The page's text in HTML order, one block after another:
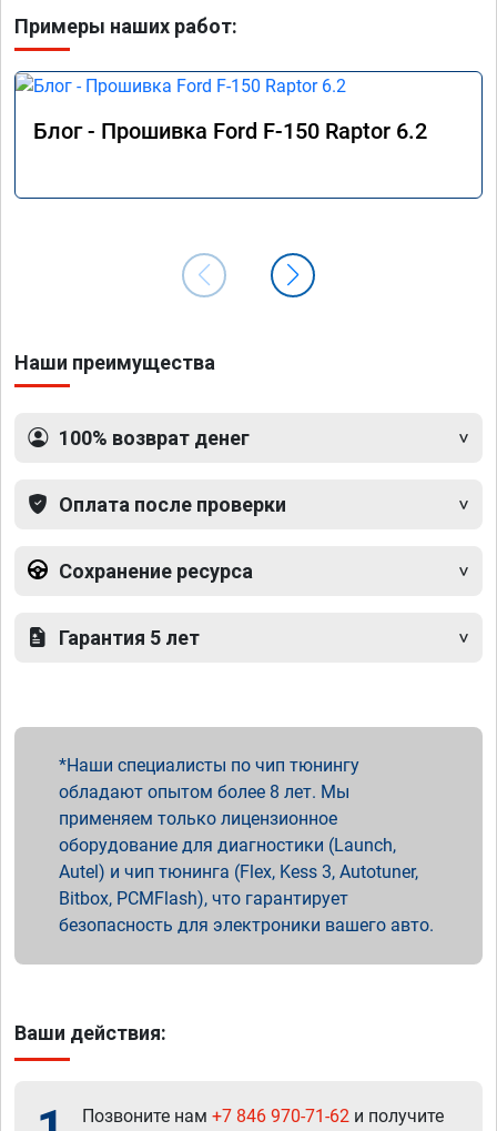
Примеры наших работ:
Блог - Прошивка Ford F-150 Raptor 6.2
Наши преимущества
100% возврат денег
Оплата после проверки
Сохранение ресурса
Гарантия 5 лет
Наши специалисты по чип тюнингу
обладают опытом более 8 лет. Мы
применяем только лицензионное
оборудование для диагностики (Launch,
Autel) и чип тюнинга (Flex, Kess 3, Autotuner,
Bitbox, PCMFlash), что гарантирует
безопасность для электроники вашего авто.
Ваши действия:
Позвоните нам +7 846 970-71-62 и получите